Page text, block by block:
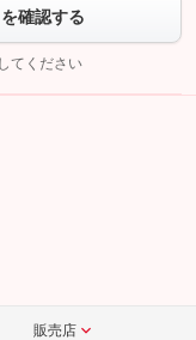
合わせを
確認する
てください
販売店